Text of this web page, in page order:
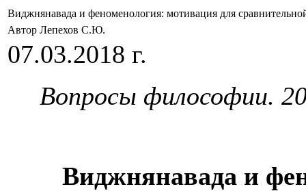
Виджнянавада и феноменология: мотивация для
Автор Лепехов С.Ю.
07.03.2018 г.
Вопросы философии.
Виджнянавада и